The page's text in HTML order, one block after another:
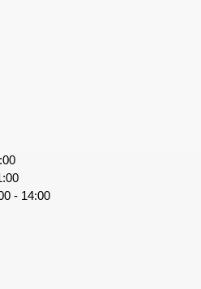
- 14:00